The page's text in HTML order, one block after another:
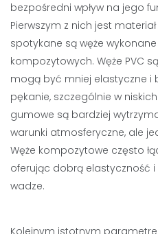
bezpośredni wpływ na jego
Pierwszym z nich jest
spotykane są węże
kompozytowych. Węże PVC
mogą być mniej elastyczne i
pękanie, szczególnie w
gumowe są bardziej
warunki atmosferyczne, ale
Węże kompozytowe często
oferując dobrą elastyczność
wadze.
Kolejnym istotnym